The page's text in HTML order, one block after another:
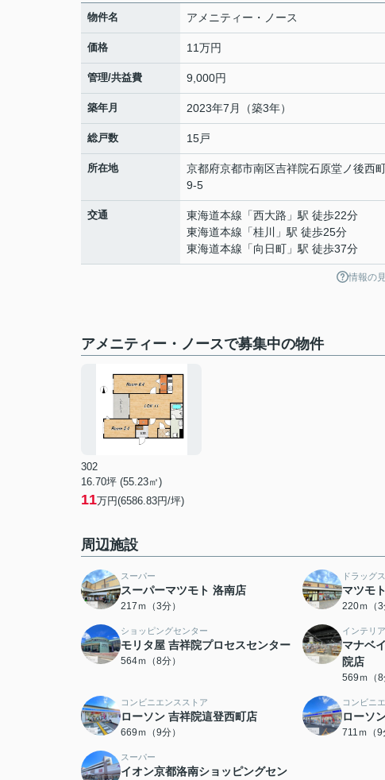
物件名 アメニティー・ノース
価格 11万円
管理/共益費 9,000円
築年月 2023年7月（築3年）
総戸数 15戸
所在地 京都府京都市南区吉祥院石原堂ノ後西
9-5
交通 東海道本線 「西大路 」駅 徒歩22分
東海道本線 「桂川
」駅 徒歩25分
東海道本線 「向日町 」駅 徒歩37分
情報の
アメニティー・ノースで募集中の物件
302
16.70坪 (55.23㎡)
11万円(6586.83円/坪)
周辺施設
スーパー
スーパーマツモト 洛南店
217ｍ（3分）
ドラッグ
マツモ
220ｍ（3
ショッピングセンター
モリタ屋 吉祥院プロセスセンター
564ｍ（8分）
インテリア
マナベ
院店
569ｍ（8
コンビニエンスストア
ローソン 吉祥院這登西町店
669ｍ（9分）
コンビニ
ローソ
711ｍ（9
スーパー
イオン京都洛南ショッピングセン